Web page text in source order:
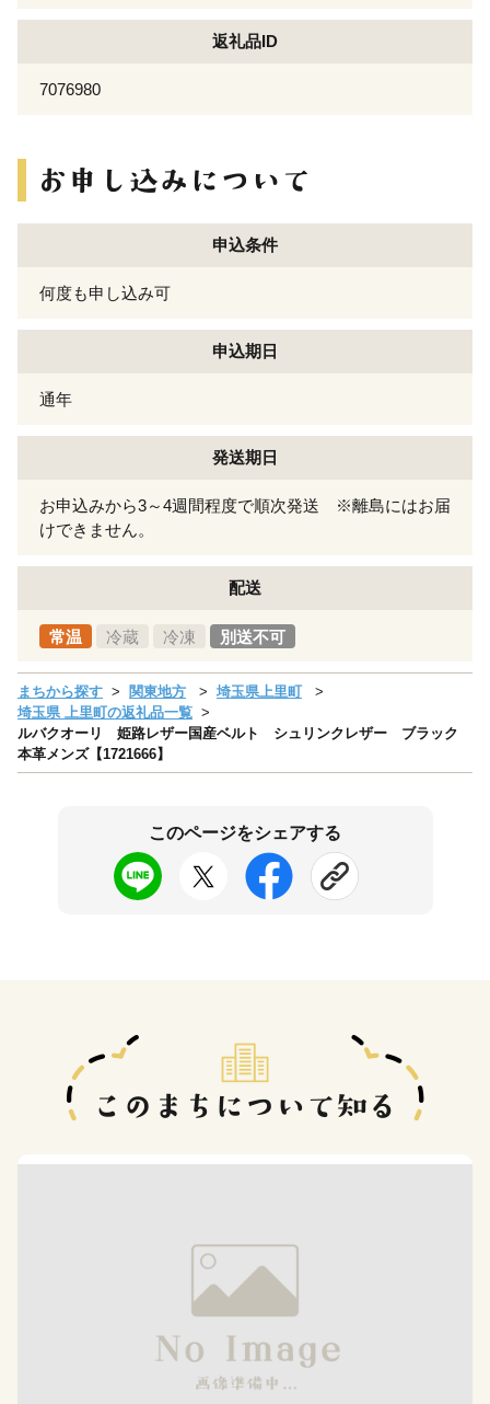
返礼品ID
7076980
申込条件
何度も申し込み可
申込期日
通年
発送期日
お申込みから3～4週間程度で順次発送 ※離島にはお届
けできません。
配送
常温 冷蔵 冷凍 別送不可
まちから探す 関東地方
埼玉県上里町
埼玉県 上里町の返礼品一覧
ルバクオーリ 姫路レザー国産ベルト シュリンクレザー ブラック
本革メンズ【1721666】
このページをシェアする